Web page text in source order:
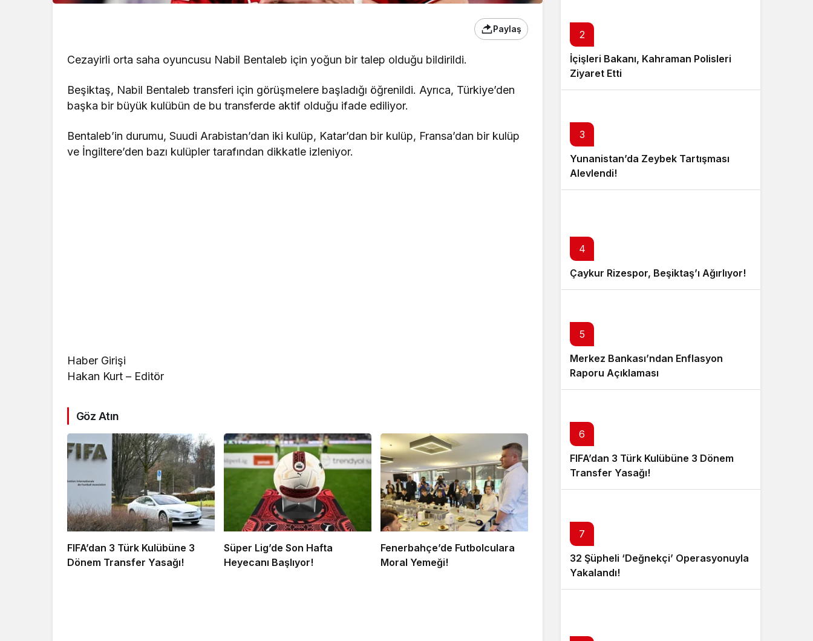
Paylaş
Cezayirli orta saha oyuncusu Nabil Bentaleb için yoğun bir talep olduğu bildirildi.
Beşiktaş, Nabil Bentaleb transferi için görüşmelere başladığı öğrenildi. Ayrıca, Türkiye’den
başka bir büyük kulübün de bu transferde aktif olduğu ifade ediliyor.
Bentaleb’in durumu, Suudi Arabistan’dan iki kulüp, Katar’dan bir kulüp, Fransa’dan bir kulüp
ve İngiltere’den bazı kulüpler tarafından dikkatle izleniyor.
Haber Girişi
Hakan Kurt – Editör
Göz Atın
FIFA’dan 3 Türk Kulübüne 3
Dönem Transfer Yasağı!
Süper Lig’de Son Hafta
Heyecanı Başlıyor!
Fenerbahçe’de Futbolculara
Moral Yemeği!
2
İçişleri Bakanı, Kahraman Polisleri
Ziyaret Etti
3
Yunanistan’da Zeybek Tartışması
Alevlendi!
4
Çaykur Rizespor, Beşiktaş’ı Ağırlıyor!
5
Merkez Bankası’ndan Enflasyon
Raporu Açıklaması
6
FIFA’dan 3 Türk Kulübüne 3 Dönem
Transfer Yasağı!
7
32 Şüpheli ‘Değnekçi’ Operasyonuyla
Yakalandı!